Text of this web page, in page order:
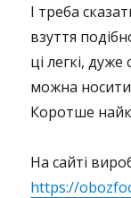
І треба
взуття
ці легкі,
можна носити
Коротше
На сайті
https://